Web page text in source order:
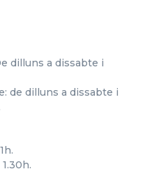
dilluns a dissabte i
de dilluns a dissabte i